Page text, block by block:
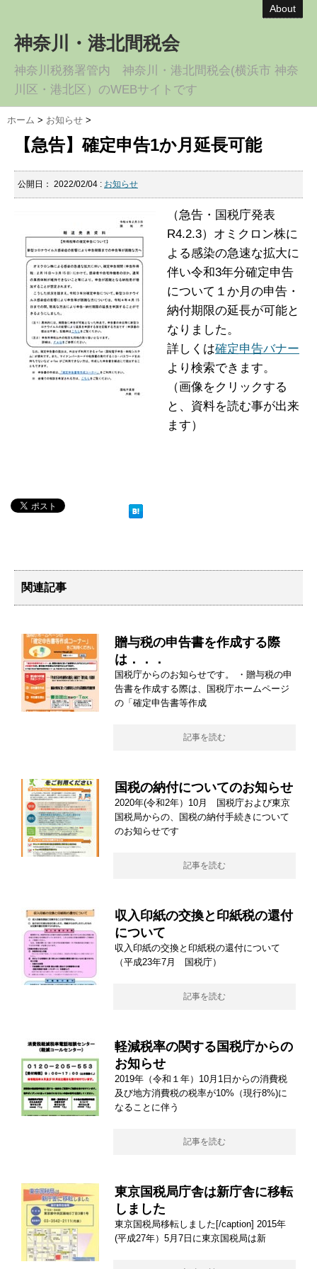
About
神奈川・港北間税会
神奈川税務署管内 神奈川・港北間税会(横浜市 神奈
川区・港北区）のWEBサイトです
ホーム > お知らせ >
【急告】確定申告1か月延長可能
公開日： 2022/02/04 : お知らせ
（急告・国税庁発表
R4.2.3）オミクロン株に
よる感染の急速な拡大に
伴い令和3年分確定申告
について１か月の申告・
納付期限の延長が可能と
なりました。
詳しくは確定申告バナー
より検索できます。
（画像をクリックする
と、資料を読む事が出来
ます）
関連記事
贈与税の申告書を作成する際
は．．．
国税庁からのお知らせです。 ・贈与税の申
告書を作成する際は、国税庁ホームページ
の「確定申告書等作成
記事を読む
国税の納付についてのお知らせ
2020年(令和2年）10月 国税庁および東京
国税局からの、国税の納付手続きについて
のお知らせです
記事を読む
収入印紙の交換と印紙税の還付
について
収入印紙の交換と印紙税の還付について
（平成23年7月 国税庁）
記事を読む
軽減税率の関する国税庁からの
お知らせ
2019年（令和１年）10月1日からの消費税
及び地方消費税の税率が10%（現行8%)に
なることに伴う
記事を読む
東京国税局庁舎は新庁舎に移転
しました
東京国税局移転しました[/caption] 2015年
(平成27年）5月7日に東京国税局は新